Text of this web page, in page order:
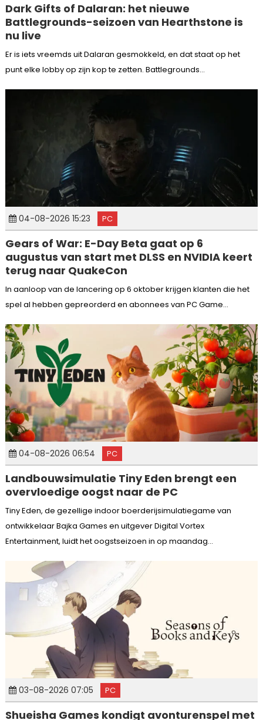
Dark Gifts of Dalaran: het nieuwe
Battlegrounds-seizoen van Hearthstone is
nu live
Er is iets vreemds uit Dalaran gesmokkeld, en dat staat op het
punt elke lobby op zijn kop te zetten. Battlegrounds...
04-08-2026 15:23 PC
Gears of War: E-Day Beta gaat op 6
augustus van start met DLSS en NVIDIA keert
terug naar QuakeCon
In aanloop van de lancering op 6 oktober krijgen klanten die het
spel al hebben gepreorderd en abonnees van PC Game...
04-08-2026 06:54 PC
Landbouwsimulatie Tiny Eden brengt een
overvloedige oogst naar de PC
Tiny Eden, de gezellige indoor boerderijsimulatiegame van
ontwikkelaar Bajka Games en uitgever Digital Vortex
Entertainment, luidt het oogstseizoen in op maandag...
03-08-2026 07:05 PC
Shueisha Games kondigt avonturenspel met